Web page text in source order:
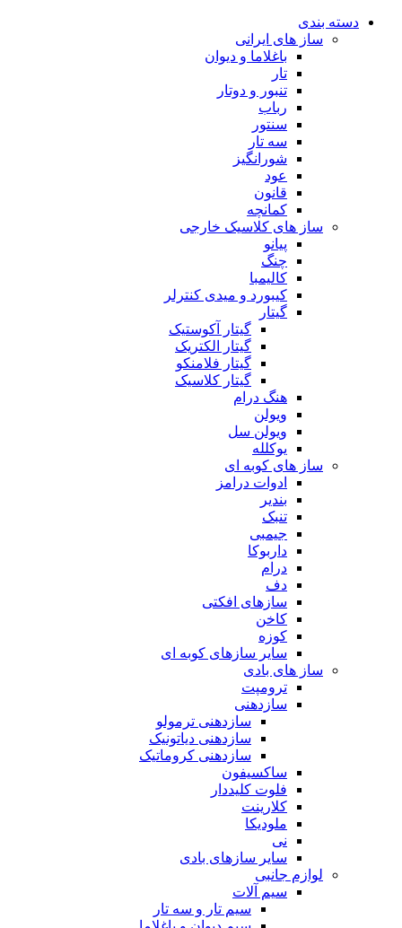
دسته بندی
ساز های ایرانی
باغلاما و دیوان
تار
تنبور و دوتار
رباب
سنتور
سه تار
شورانگیز
عود
قانون
کمانچه
ساز های کلاسیک خارجی
پیانو
چنگ
کالیمبا
کیبورد و میدی کنترلر
گیتار
گیتار آکوستیک
گیتار الکتریک
گیتار فلامنکو
گیتار کلاسیک
هنگ درام
ویولن
ویولن سل
یوکلله
ساز های کوبه ای
ادوات درامز
بندیر
تنبک
جیمبی
داربوکا
درام
دف
سازهای افکتی
کاخن
کوزه
سایر سازهای کوبه ای
ساز های بادی
ترومپت
سازدهنی
سازدهنی ترمولو
سازدهنی دیاتونیک
سازدهنی کروماتیک
ساکسیفون
فلوت کلیددار
کلارینت
ملودیکا
نی
سایر سازهای بادی
لوازم جانبی
سیم آلات
سیم تار و سه تار